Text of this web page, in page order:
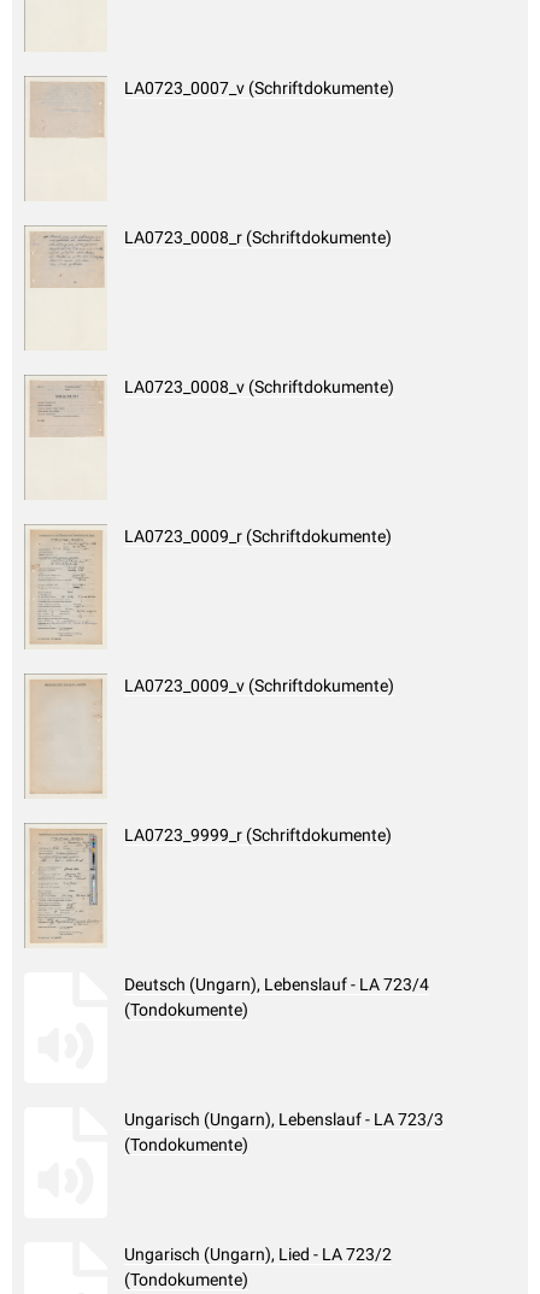
LA0723_0007_v (Schriftdokumente)
LA0723_0008_r (Schriftdokumente)
LA0723_0008_v (Schriftdokumente)
LA0723_0009_r (Schriftdokumente)
LA0723_0009_v (Schriftdokumente)
LA0723_9999_r (Schriftdokumente)
Deutsch (Ungarn), Lebenslauf - LA 723/4
(Tondokumente)
Ungarisch (Ungarn), Lebenslauf - LA 723/3
(Tondokumente)
Ungarisch (Ungarn), Lied - LA 723/2
(Tondokumente)